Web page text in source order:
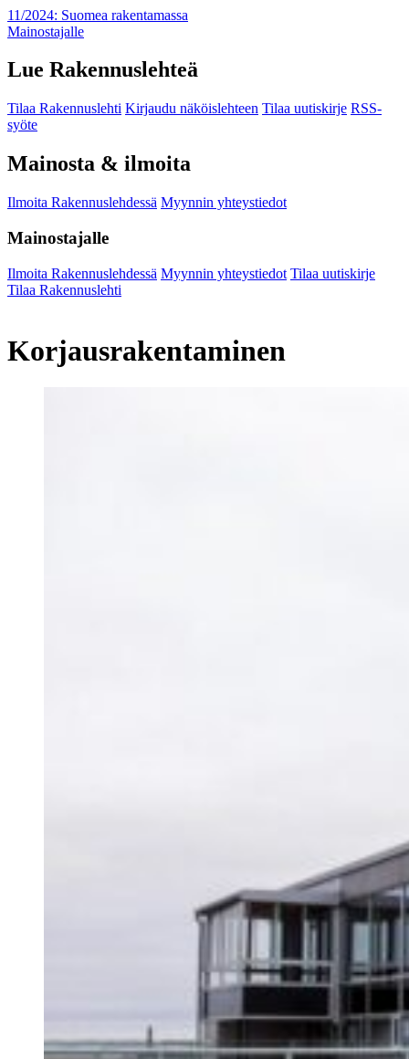
11/2024: Suomea rakentamassa
Mainostajalle
Lue Rakennuslehteä
Tilaa Rakennuslehti Kirjaudu näköislehteen Tilaa uutiskirje RSS-
syöte
Mainosta & ilmoita
Ilmoita Rakennuslehdessä Myynnin yhteystiedot
Mainostajalle
Ilmoita Rakennuslehdessä Myynnin yhteystiedot Tilaa uutiskirje
Tilaa Rakennuslehti
Korjausrakentaminen